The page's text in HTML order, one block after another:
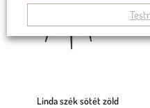
Linda szék sötét zöld